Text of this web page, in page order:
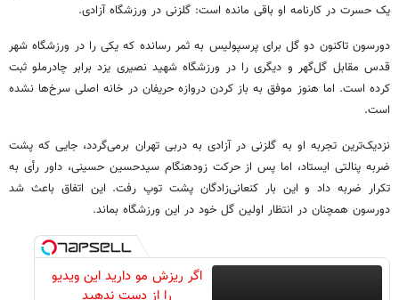
یک حسرت در کارنامه او باقی مانده است: گلزنی در ورزشگاه آزادی.
دورسون تاکنون دو گل برای پرسپولیس به ثمر رسانده که یکی را در ورزشگاه شهر
قدس مقابل گل‌گهر و دیگری را در ورزشگاه شهید نصیری یزد برابر چادرملو ثبت
کرده است. اما هنوز موفق به باز کردن دروازه حریفان در خانه اصلی سرخ‌ها نشده
است.
نزدیک‌ترین تجربه او به گلزنی در آزادی به دربی تهران برمی‌گردد، جایی که پشت
ضربه پنالتی ایستاد، اما پس از حرکت زودهنگام سیدحسین حسینی، داور رأی به
تکرار ضربه داد و این بار کنعانی‌زادگان پشت توپ رفت. این اتفاق باعث شد
دورسون همچنان در انتظار اولین گل خود در این ورزشگاه بماند.
اگر ریزش مو دارید این ویدیو
را از دست ندهید